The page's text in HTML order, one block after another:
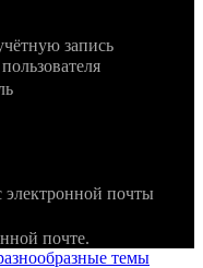
запись
электронной почты
почте.
темы